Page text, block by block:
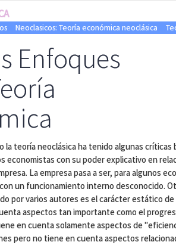
Neoclasicos: Teoría económica neoclásica
Enfoques
la teoría neoclásica ha tenido algunas críticas
economistas con su poder explicativo en
La empresa pasa a ser, para algunos
un funcionamiento interno desconocido.
por varios autores es el carácter estático de
aspectos tan importante como el
en cuenta solamente aspectos de
pero no tiene en cuenta aspectos